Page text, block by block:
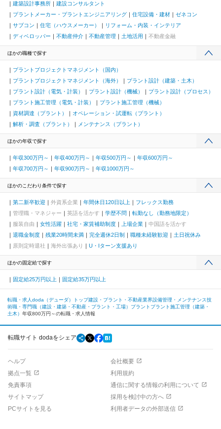
建築設計事務所
建設コンサルタント
プラントメーカー・プラントエンジニアリング
住宅設備・建材
ゼネコン
サブコン
住宅（ハウスメーカー）
リフォーム・内装・インテリア
ディベロッパー
不動産仲介 不動産管理 土地活用 不動産金融
ほかの職種で探す
プラントプロジェクトマネジメント（国内）
プラントプロジェクトマネジメント（海外）
プラント設計（建築・土木）
プラント設計（電気・計装）
プラント設計（機械）
プラント設計（プロセス）
プラント施工管理（電気・計装）
プラント施工管理（機械）
資材調達（プラント）
オペレーション・試運転（プラント）
解析・調査（プラント）
メンテナンス（プラント）
ほかの年収で探す
年収300万円～ 年収400万円～ 年収500万円～
年収600万円～
年収700万円～
年収900万円～ 年収1000万円～
ほかのこだわり条件で探す
第二新卒歓迎 外資系企業 年間休日120日以上
フレックス勤務
管理職・マネジャー
英語を活かす 学歴不問
転勤なし（勤務地限定）
服装自由
女性活躍 社宅・家賃補助制度 上場企業
中国語を活かす
退職金制度
残業20時間未満 完全週休2日制 職種未経験歓迎
土日祝休み
原則定時退社
海外出張あり U・Iターン支援あり
ほかの固定給で探す
固定給25万円以上 固定給35万円以上
転職・求人doda（デューダ）トップ建設・プラント・不動産業界設備管理・メンテナンス技
術職・専門職（建設・建築・不動産・プラント・工場） プラント プラント施工管理（建築・
土木） 年収800万円～の転職・求人情報
転職サイト dodaをシェア
ヘルプ
会社概要
拠点一覧
利用規約
免責事項
通信に関する情報の利用について
サイトマップ
採用を検討中の方へ
PCサイトを見る
利用者データの外部送信